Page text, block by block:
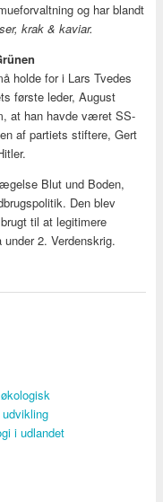
og har blandt
krak & kaviar.
holde for i Lars Tvedes
første leder, August
at han havde været SS-
af partiets stiftere, Gert
Blut und Boden,
Den blev
til at legitimere
2. Verdenskrig.
i udlandet